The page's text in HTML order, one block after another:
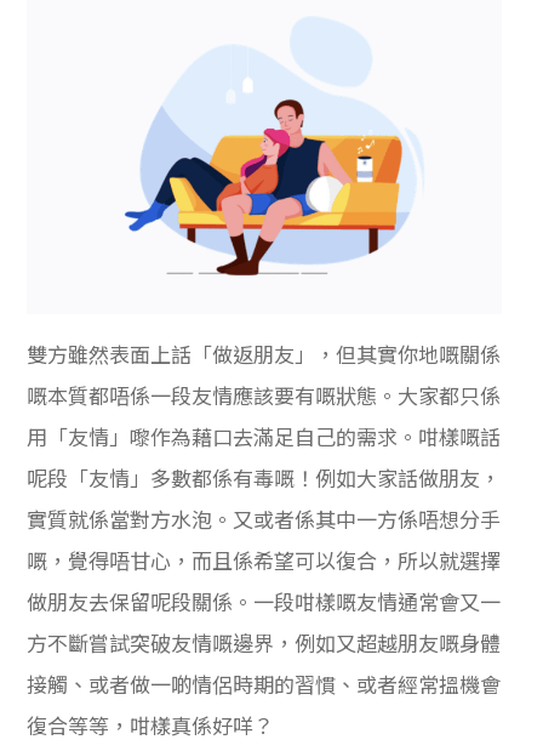
雙方雖然表面上話「做返朋友」，但其實你地嘅關係
嘅本質都唔係一段友情應該要有嘅狀態。大家都只係
用「友情」嚟作為藉口去滿足自己的需求。咁樣嘅話
呢段「友情」多數都係有毒嘅！例如大家話做朋友，
實質就係當對方水泡。又或者係其中一方係唔想分手
嘅，覺得唔甘心，而且係希望可以復合，所以就選擇
做朋友去保留呢段關係。一段咁樣嘅友情通常會又一
方不斷嘗試突破友情嘅邊界，例如又超越朋友嘅身體
接觸、或者做一啲情侶時期的習慣、或者經常搵機會
復合等等，咁樣真係好咩？